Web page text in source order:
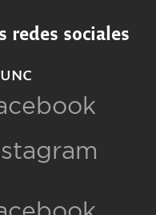
redes sociales